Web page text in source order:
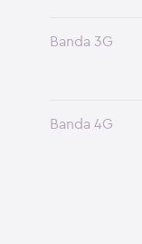
Banda 3G
Banda 4G